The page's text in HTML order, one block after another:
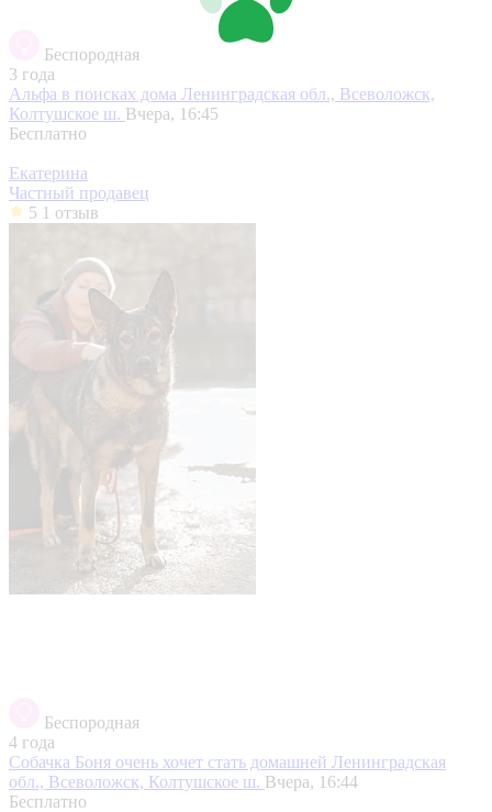
Беспородная
3 года
Альфа в поисках дома Ленинградская обл., Всеволожск,
Колтушское ш. Вчера, 16:45
Бесплатно
Екатерина
Частный продавец
5 1 отзыв
Беспородная
4 года
Собачка Боня очень хочет стать домашней Ленинградская
обл., Всеволожск, Колтушское ш. Вчера, 16:44
Бесплатно